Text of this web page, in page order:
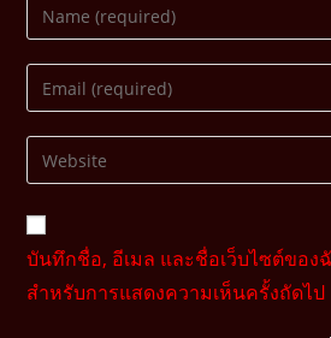
บันทึกชื่อ, อีเมล และชื่อเว็บไซต์ของ
สำหรับการแสดงความเห็นครั้งถัดไป